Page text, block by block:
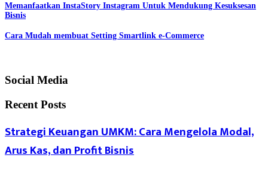
Memanfaatkan InstaStory Instagram Untuk Mendukung Kesuksesan
Bisnis
Cara Mudah membuat Setting Smartlink e-Commerce
Social Media
Recent Posts
Strategi Keuangan UMKM: Cara Mengelola Modal,
Arus Kas, dan Profit Bisnis